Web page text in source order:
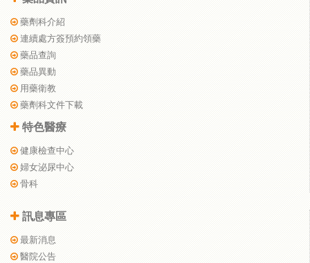
藥劑科介紹
連續處方簽預約領藥
藥品查詢
藥品異動
用藥衛教
藥劑科文件下載
特色醫療
健康檢查中心
婦女泌尿中心
骨科
訊息專區
最新消息
醫院公告